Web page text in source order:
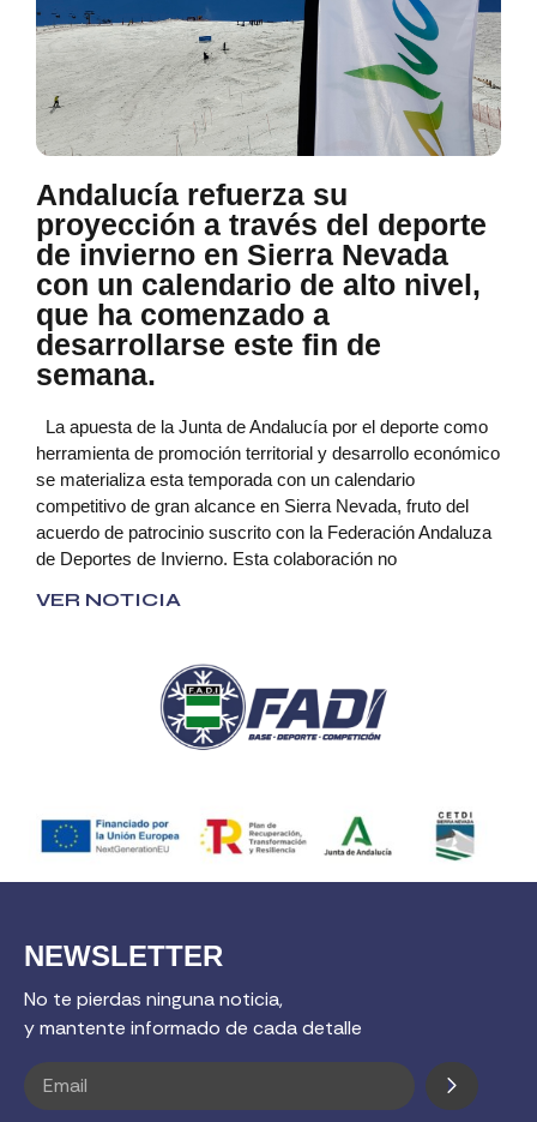
Andalucía refuerza su
proyección a través del deporte
de invierno en Sierra Nevada
con un calendario de alto nivel,
que ha comenzado a
desarrollarse este fin de
semana.
La apuesta de la Junta de Andalucía por el deporte como
herramienta de promoción territorial y desarrollo económico
se materializa esta temporada con un calendario
competitivo de gran alcance en Sierra Nevada, fruto del
acuerdo de patrocinio suscrito con la Federación Andaluza
de Deportes de Invierno. Esta colaboración no
VER NOTICIA
NEWSLETTER
No te pierdas ninguna noticia,
y mantente informado de cada detalle